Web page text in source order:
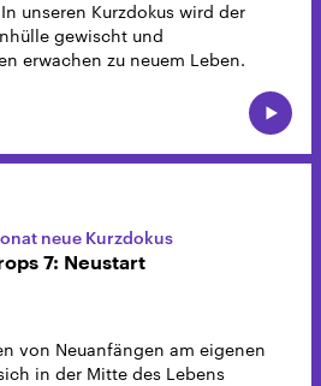
unseren Kurzdokus wird der
gewischt und
erwachen zu neuem Leben.
neue Kurzdokus
7: Neustart
von Neuanfängen am eigenen
in der Mitte des Lebens